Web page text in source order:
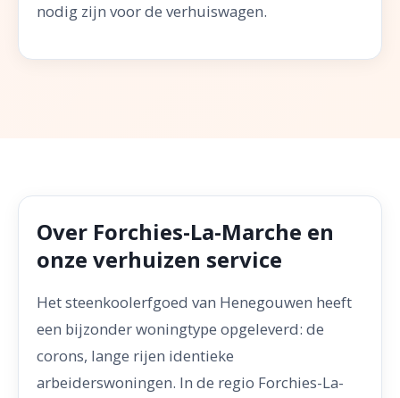
nodig zijn voor de verhuiswagen.
Over Forchies-La-Marche en
onze verhuizen service
Het steenkoolerfgoed van Henegouwen heeft
een bijzonder woningtype opgeleverd: de
corons, lange rijen identieke
arbeiderswoningen. In de regio Forchies-La-